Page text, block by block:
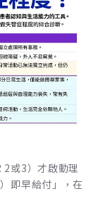
2或3）才啟動理
即早給付」，在